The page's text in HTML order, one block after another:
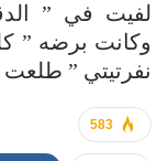
لفيت في ”
وكانت برضه ”
نفرتيتي ”
583